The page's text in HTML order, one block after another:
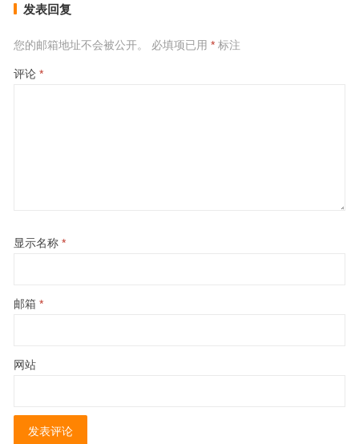
发表回复
您的邮箱地址不会被公开。 必填项已用 *标注
评论 *
显示名称 *
邮箱 *
网站